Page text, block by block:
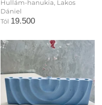
Hullám-hanukia, Lakos
Dániel
Tól 19.500